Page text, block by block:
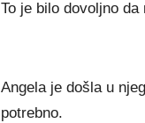
To je bilo dovoljno
Angela je došla u
potrebno.